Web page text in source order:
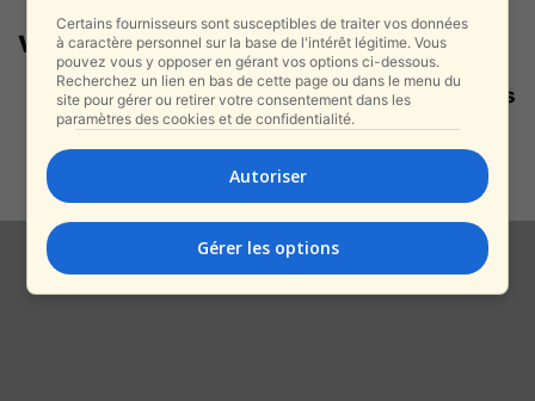
veuves de guerre
Deux veuves de la guerre « Épées
de fer » retrouvent l’amour et...
alxprss_sab - 9 mars 2025
Certains fournisseurs sont susceptibles de traiter vos données
à caractère personnel sur la base de l'intérêt légitime. Vous
pouvez vous y opposer en gérant vos options ci-dessous.
Recherchez un lien en bas de cette page ou dans le menu du
site pour gérer ou retirer votre consentement dans les
paramètres des cookies et de confidentialité.
Autoriser
Gérer les options